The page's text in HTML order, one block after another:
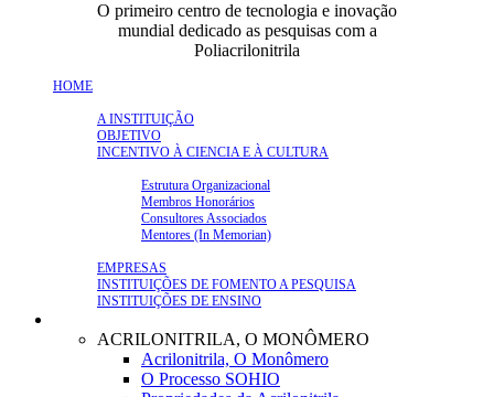
O primeiro centro de tecnologia e inovação
mundial dedicado as pesquisas com a
Poliacrilonitrila
HOME
A INSTITUIÇÃO
OBJETIVO
INCENTIVO À CIENCIA E À CULTURA
Estrutura Organizacional
Membros Honorários
Consultores Associados
Mentores (In Memorian)
EMPRESAS
INSTITUIÇÕES DE FOMENTO A PESQUISA
INSTITUIÇÕES DE ENSINO
ACRILONITRILA, O MONÔMERO
Acrilonitrila, O Monômero
O Processo SOHIO